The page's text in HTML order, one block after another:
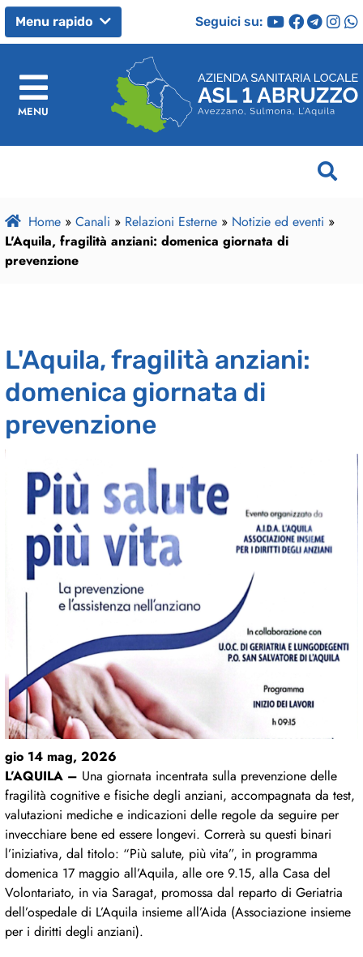
Menu rapido Seguici su:
MENU
Home » Canali » Relazioni Esterne » Notizie ed eventi »
L'Aquila, fragilità anziani: domenica giornata di
prevenzione
L'Aquila, fragilità anziani:
domenica giornata di
prevenzione
gio 14 mag, 2026
L’AQUILA – Una giornata incentrata sulla prevenzione delle
fragilità cognitive e fisiche degli anziani, accompagnata da test,
valutazioni mediche e indicazioni delle regole da seguire per
invecchiare bene ed essere longevi. Correrà su questi binari
l’iniziativa, dal titolo: “Più salute, più vita”, in programma
domenica 17 maggio all’Aquila, alle ore 9.15, alla Casa del
Volontariato, in via Saragat, promossa dal reparto di Geriatria
dell’ospedale di L’Aquila insieme all’Aida (Associazione insieme
per i diritti degli anziani).